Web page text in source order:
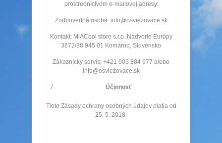
prostredníctvom e-mailovej adresy.
Zodpovedná osoba: info@osviezovace.sk
Kontakt: MiACool store s.r.o. Nádvorie Európy
3672/38 945 01 Komárno, Slovensko
Zákaznícky servis: +421 905 884 677 alebo
info@osviezovace.sk
Účinnosť
Tieto Zásady ochrany osobných údajov platia od
25. 5. 2018.